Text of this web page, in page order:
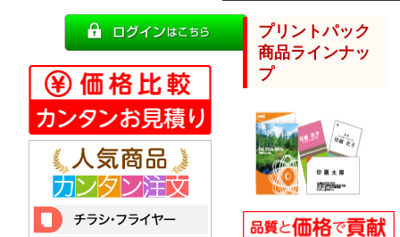
プリントパック
商品ラインナッ
プ